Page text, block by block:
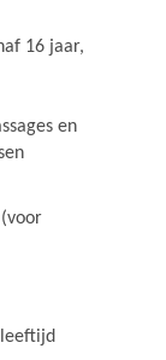
16 jaar,
en